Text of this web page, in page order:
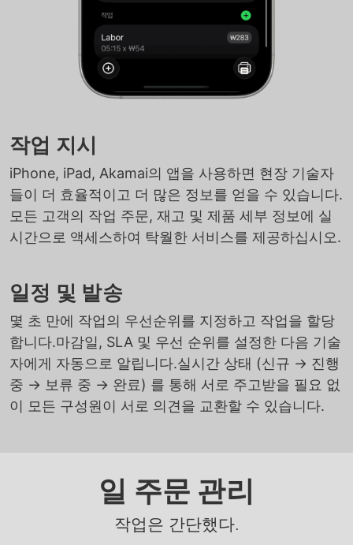
작업 지시
iPhone, iPad, Akamai의 앱을 사용하면 현장 기술자
들이 더 효율적이고 더 많은 정보를 얻을 수 있습니다.
모든 고객의 작업 주문, 재고 및 제품 세부 정보에 실
시간으로 액세스하여 탁월한 서비스를 제공하십시오.
일정 및 발송
몇 초 만에 작업의 우선순위를 지정하고 작업을 할당
합니다.마감일, SLA 및 우선 순위를 설정한 다음 기술
자에게 자동으로 알립니다.실시간 상태 (신규 → 진행
중 → 보류 중 → 완료) 를 통해 서로 주고받을 필요 없
이 모든 구성원이 서로 의견을 교환할 수 있습니다.
일 주문 관리
작업은 간단했다.